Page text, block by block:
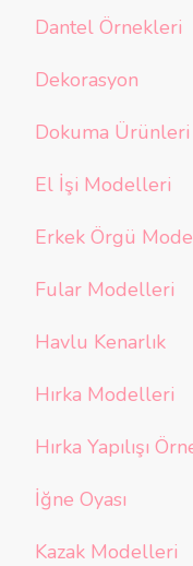
Dantel Örnekleri
Dekorasyon
Dokuma Ürünleri
El İşi Modelleri
Erkek Örgü
Fular Modelleri
Havlu Kenarlık
Hırka Modelleri
Hırka Yapılışı
İğne Oyası
Kazak Modelleri